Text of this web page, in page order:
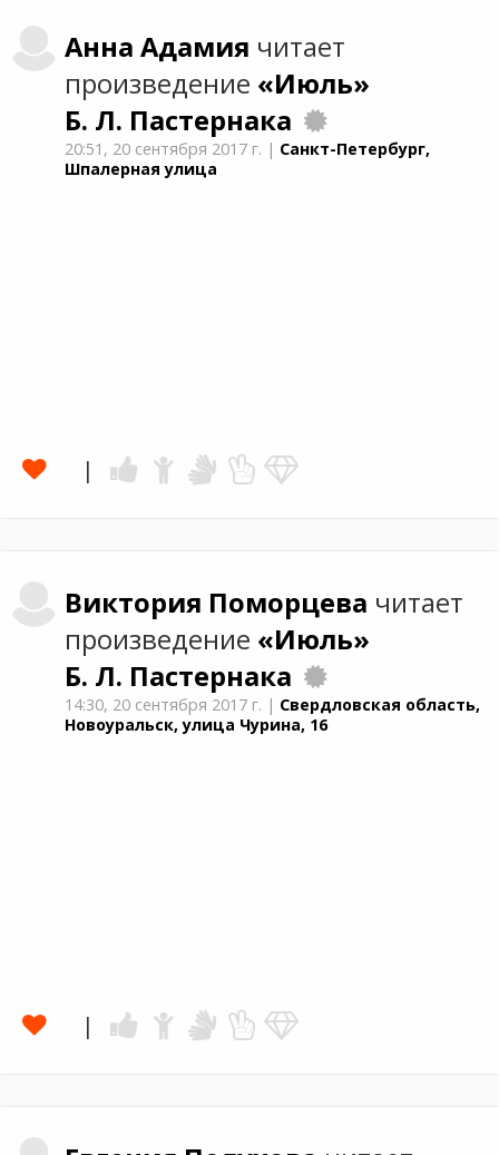
Анна Адамия читает
произведение «Июль»
Б. Л. Пастернака
20:51, 20 сентября 2017 г. | Санкт-Петербург,
Шпалерная улица
Виктория Поморцева читает
произведение «Июль»
Б. Л. Пастернака
14:30, 20 сентября 2017 г. | Свердловская область,
Новоуральск, улица Чурина, 16